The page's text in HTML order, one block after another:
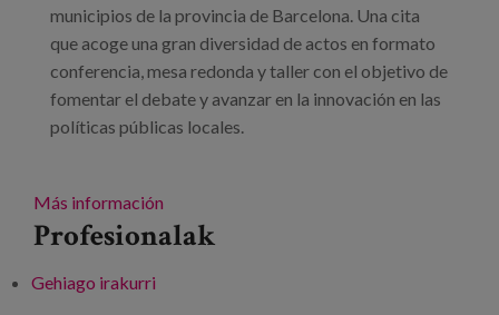
municipios de la provincia de Barcelona. Una cita
que acoge una gran diversidad de actos en formato
conferencia, mesa redonda y taller con el objetivo de
fomentar el debate y avanzar en la innovación en las
políticas públicas locales.
Más información
Profesionalak
Gehiago irakurri